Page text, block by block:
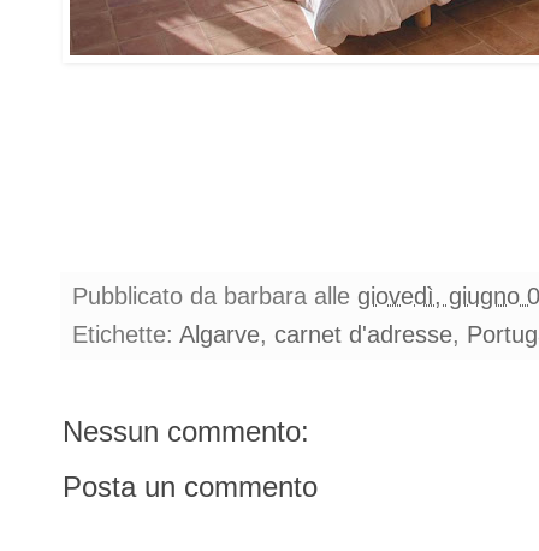
Pubblicato da barbara alle giovedì, giugno
Etichette: Algarve, carnet d'adresse,
Nessun commento:
Posta un commento